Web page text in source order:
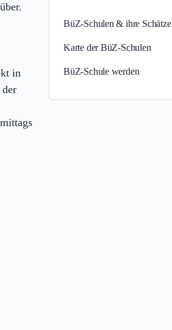
in
BüZ-Schulen & ihre Schätze
Karte der BüZ-Schulen
BüZ-Schule werden